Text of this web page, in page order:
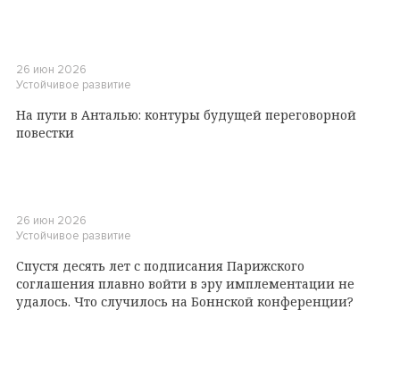
26 июн 2026
Устойчивое развитие
На пути в Анталью: контуры будущей переговорной
повестки
26 июн 2026
Устойчивое развитие
Спустя десять лет с подписания Парижского
соглашения плавно войти в эру имплементации не
удалось. Что случилось на Боннской конференции?